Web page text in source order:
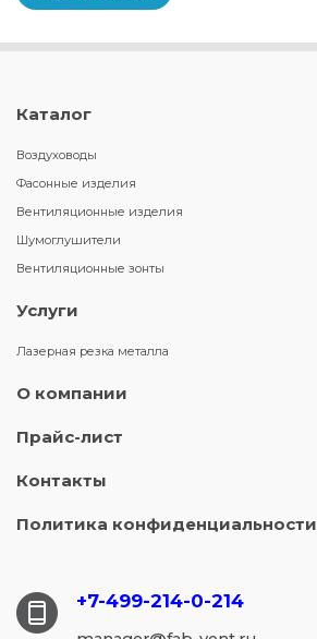
Каталог
Воздуховоды
Фасонные изделия
Вентиляционные изделия
Шумоглушители
Вентиляционные зонты
Услуги
Лазерная резка металла
О компании
Прайс-лист
Контакты
Политика конфиденциальности
+7-499-214-0-214